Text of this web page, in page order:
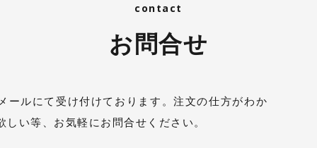
お問合せ
ールにて受け付けております。注文の仕方がわか
い等、お気軽にお問合せください。